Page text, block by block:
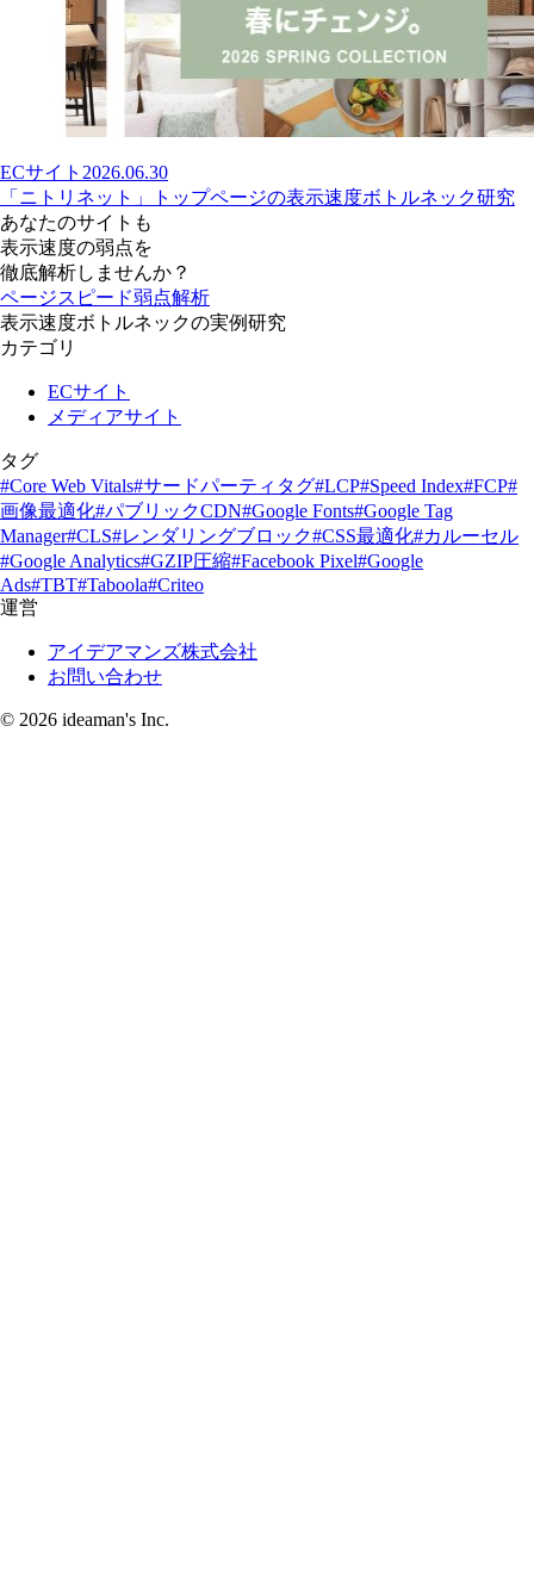
ECサイト 2026.06.30
「ニトリネット」トップページの表示速度ボトルネック研究
あなたのサイトも
表示速度の弱点を
徹底解析しませんか？
ページスピード弱点解析
表示速度ボトルネックの実例研究
カテゴリ
ECサイト
メディアサイト
タグ
#Core Web Vitals#サードパーティタグ#LCP#Speed Index#FCP#
画像最適化#パブリックCDN#Google Fonts#Google Tag
Manager#CLS#レンダリングブロック#CSS最適化#カルーセル
#Google Analytics#GZIP圧縮#Facebook Pixel#Google
Ads#TBT#Taboola#Criteo
運営
アイデアマンズ株式会社
お問い合わせ
© 2026 ideaman's Inc.